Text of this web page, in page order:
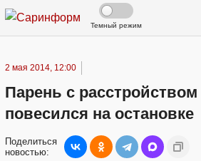
Темный режим
2 мая 2014, 12:00
Парень с расстройством
повесился на остановке
Поделиться
новостью: